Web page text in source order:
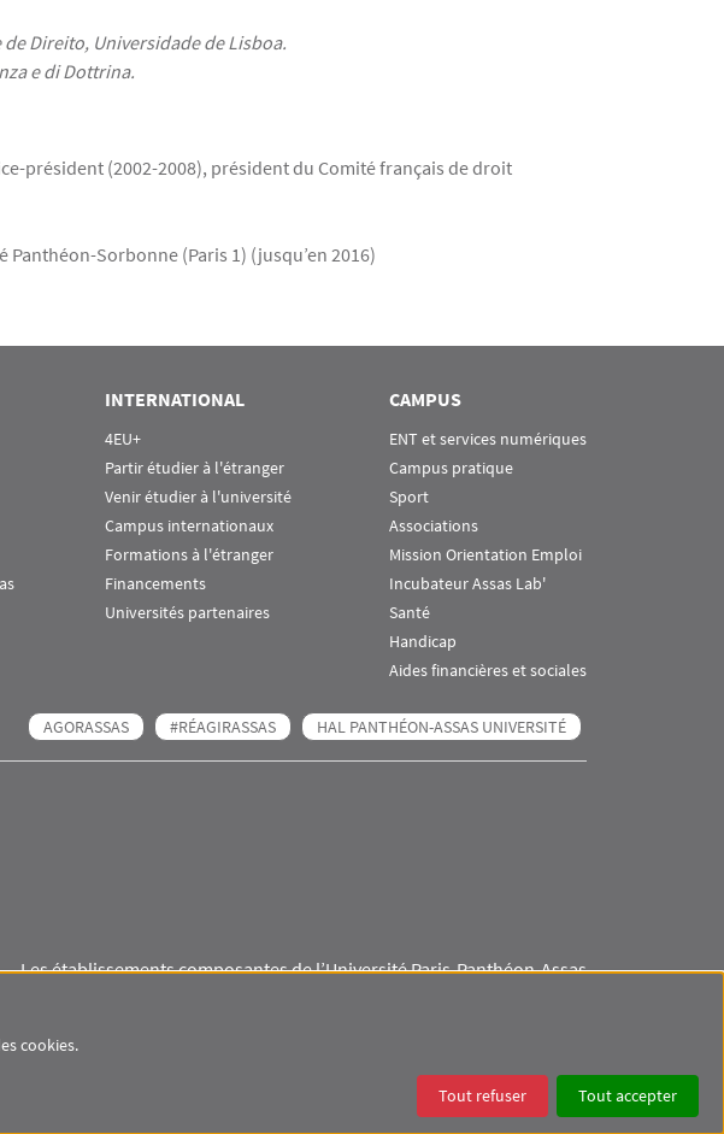
Direito, Universidade de Lisboa.
e di Dottrina.
président (2002-2008), président du Comité français de droit
Sorbonne (Paris 1) (jusqu’en 2016)
INTERNATIONAL
4EU+
Partir étudier à l'étranger
Venir étudier à l'université
Campus internationaux
Formations à l'étranger
Financements
Universités partenaires
CAMPUS
ENT et services numériques
Campus pratique
Sport
Associations
Mission Orientation Emploi
Incubateur Assas Lab'
Santé
Handicap
Aides financières et sociales
AGORASSAS #RÉAGIRASSAS HAL PANTHÉON-ASSAS UNIVERSITÉ
Les établissements composantes de l’Université Paris-Panthéon-Assas
COOKIES ACCESSIBILITÉ
cookies.
Tout refuser Tout accepter